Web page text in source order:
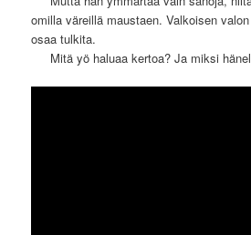
omilla väreillä maustaen. Valkoisen
osaa tulkita.
Mitä yö haluaa kertoa? Ja miksi